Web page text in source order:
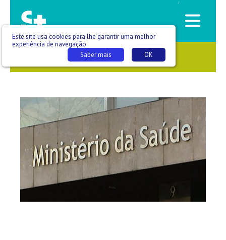
/
SAÚDE QUE SE VÊ
Este site usa cookies para lhe garantir uma melhor
experiência de navegação.
OK
Saber mais